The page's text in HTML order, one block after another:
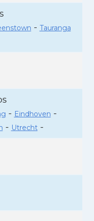
- Tauranga
- Eindhoven -
- Utrecht-